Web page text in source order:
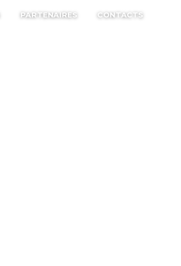
PARTENAIRES CONTACTS